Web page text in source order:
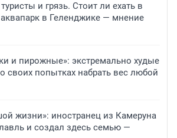
и грязь. Стоит ли ехать в
в Геленджике — мнение
и пирожные»: экстремально худые
своих попытках набрать вес любой
жизни»: иностранец из Камеруна
и создал здесь семью —